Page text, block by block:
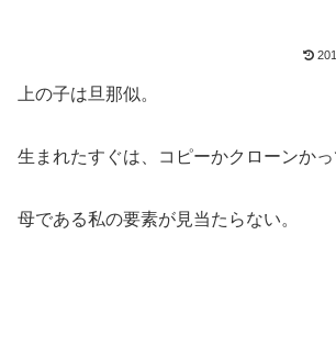
上の子は旦那似。
生まれたすぐは、コピーかクローンかっ
母である私の要素が見当たらない。